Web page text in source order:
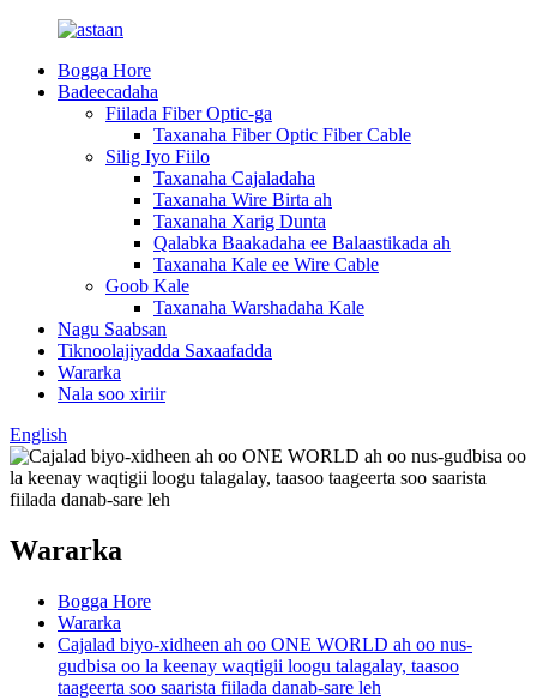
Bogga Hore
Badeecadaha
Fiilada Fiber Optic-ga
Taxanaha Fiber Optic Fiber Cable
Silig Iyo Fiilo
Taxanaha Cajaladaha
Taxanaha Wire Birta ah
Taxanaha Xarig Dunta
Qalabka Baakadaha ee Balaastikada ah
Taxanaha Kale ee Wire Cable
Goob Kale
Taxanaha Warshadaha Kale
Nagu Saabsan
Tiknoolajiyadda Saxaafadda
Wararka
Nala soo xiriir
English
Wararka
Bogga Hore
Wararka
Cajalad biyo-xidheen ah oo ONE WORLD ah oo nus-
gudbisa oo la keenay waqtigii loogu talagalay, taasoo
taageerta soo saarista fiilada danab-sare leh